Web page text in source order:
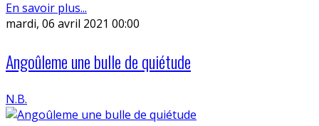
En savoir plus...
mardi, 06 avril 2021 00:00
Angoûleme une bulle de quiétude
N.B.